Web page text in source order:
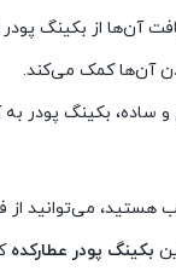
آن‌ها از بکینگ
آن‌ها کمک می‌کند.
ساده، بکینگ پودر به
هستید، می‌توانید از
بکینگ پودر عطارکده